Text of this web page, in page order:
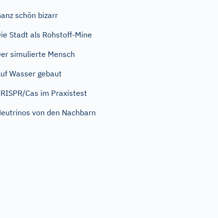
schön bizarr
Stadt als Rohstoff-Mine
simulierte Mensch
Wasser gebaut
Cas im Praxistest
von den Nachbarn